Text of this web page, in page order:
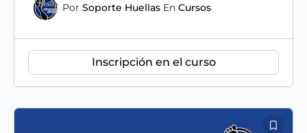
Por Soporte Huellas En Cursos
Inscripción en el curso